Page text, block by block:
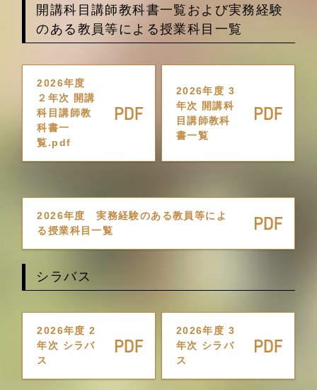
開講科目講師教科書一覧および実務経験
のある教員等による授業科目一覧
2026年度
２年次 開講
科目講師教
科書一
覧.pdf
2026年度 3
年次 開講科
目講師教科
書一覧
2026年度 実務経験のある教員等によ
る授業科目一覧
シラバス
2026年度 2
年次 シラバ
ス
2026年度 3
年次 シラバ
ス